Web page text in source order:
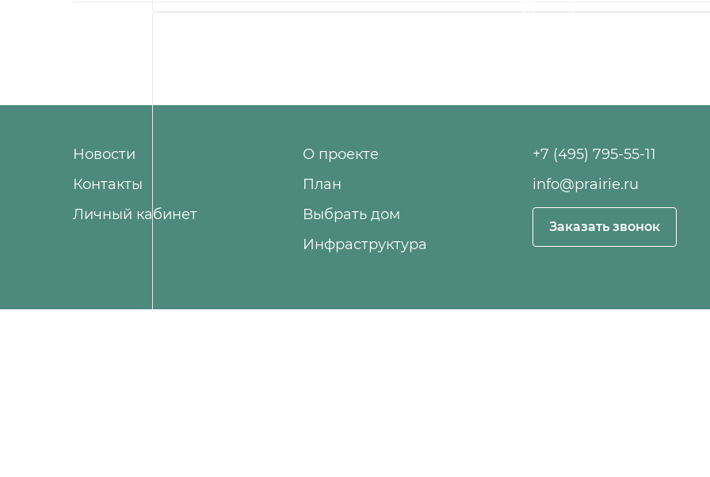
Новости
Контакты
Личный кабинет
О проекте
План
Выбрать дом
Инфраструктура
+7 (495) 795-55-11
info@prairie.ru
Заказать звонок